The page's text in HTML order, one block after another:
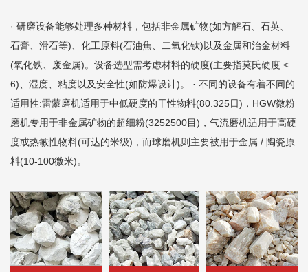
· 研磨设备能够处理多种材料，包括非金属矿物(如方解石、石英、
石膏、滑石等)、化工原料(石油焦、二氧化钛)以及金属和治金材料
(氧化铁、废金属)。设备选型需考虑材料的硬度(主要指莫氏硬度 <
6)、湿度、粘度以及安全性(如防爆设计)。 · 不同的设备有着不同的
适用性:雷蒙磨机适用于中低硬度的干性物料(80.325日)，HGW微粉
磨机专用于非金属矿物的超细粉(3252500目)，气流磨机适用于高硬
度或热敏性物料(可达的米级)，而球磨机则主要被用于金属 / 陶瓷原
料(10-100微米)。